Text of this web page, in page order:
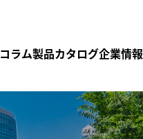
コラム製品カタログ企業情報